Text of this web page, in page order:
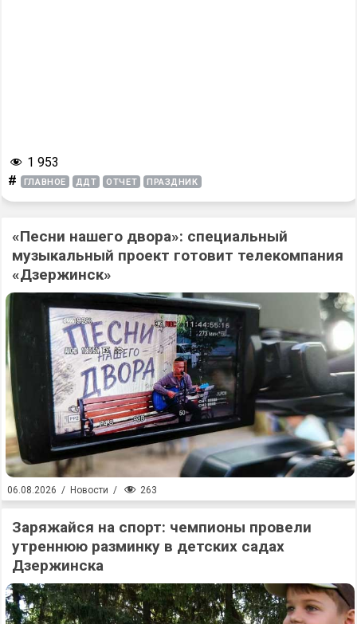
1 953
# ГЛАВНОЕ ДДТ ОТЧЕТ ПРАЗДНИК
«Песни нашего двора»: специальный
музыкальный проект готовит телекомпания
«Дзержинск»
06.08.2026 / Новости / 263
Заряжайся на спорт: чемпионы провели
утреннюю разминку в детских садах
Дзержинска